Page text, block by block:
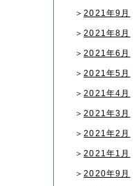
＞2021年9月
＞2021年8月
＞2021年6月
＞2021年5月
＞2021年4月
＞2021年3月
＞2021年2月
＞2021年1月
＞2020年9月